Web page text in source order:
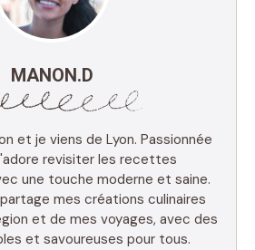
MANON.D
et je viens de Lyon. Passionnée
revisiter les recettes
une touche moderne et saine.
mes créations culinaires
et de mes voyages, avec des
et savoureuses pour tous.